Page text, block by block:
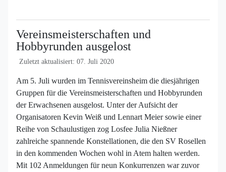
Vereinsmeisterschaften und
Hobbyrunden ausgelost
Zuletzt aktualisiert: 07. Juli 2020
Am 5. Juli wurden im Tennisvereinsheim die diesjährigen
Gruppen für die Vereinsmeisterschaften und Hobbyrunden
der Erwachsenen ausgelost. Unter der Aufsicht der
Organisatoren Kevin Weiß und Lennart Meier sowie einer
Reihe von Schaulustigen zog Losfee Julia Nießner
zahlreiche spannende Konstellationen, die den SV Rosellen
in den kommenden Wochen wohl in Atem halten werden.
Mit 102 Anmeldungen für neun Konkurrenzen war zuvor